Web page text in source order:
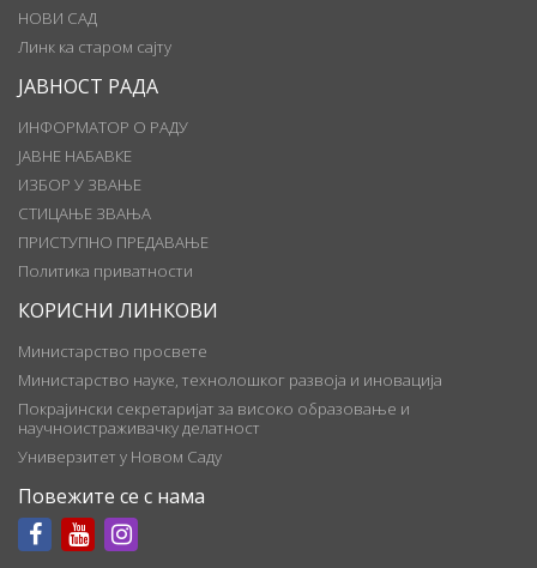
НОВИ САД
Линк ка старом сајту
ЈАВНОСТ РАДА
ИНФОРМАТОР О РАДУ
ЈАВНЕ НАБАВКЕ
ИЗБОР У ЗВАЊЕ
СТИЦАЊЕ ЗВАЊА
ПРИСТУПНО ПРЕДАВАЊЕ
Политика приватности
КОРИСНИ ЛИНКОВИ
Министарство просвете
Министарство науке, технолошког развоја и иновација
Покрајински секретаријат за високо образовање и
научноистраживачку делатност
Универзитет у Новом Саду
Повежите се с нама